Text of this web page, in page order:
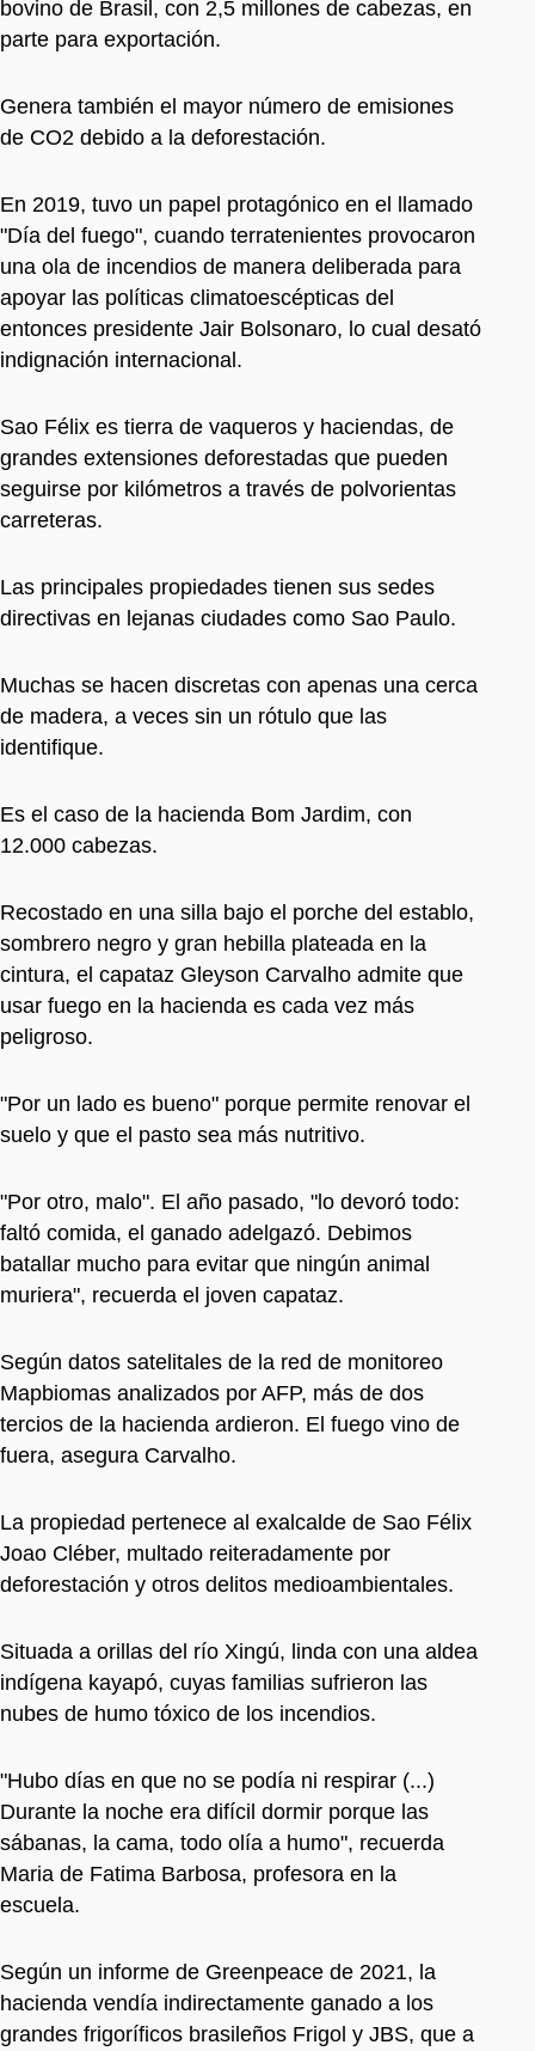
bovino de Brasil, con 2,5 millones de cabezas, en
parte para exportación.
Genera también el mayor número de emisiones
de CO2 debido a la deforestación.
En 2019, tuvo un papel protagónico en el llamado
"Día del fuego", cuando terratenientes provocaron
una ola de incendios de manera deliberada para
apoyar las políticas climatoescépticas del
entonces presidente Jair Bolsonaro, lo cual desató
indignación internacional.
Sao Félix es tierra de vaqueros y haciendas, de
grandes extensiones deforestadas que pueden
seguirse por kilómetros a través de polvorientas
carreteras.
Las principales propiedades tienen sus sedes
directivas en lejanas ciudades como Sao Paulo.
Muchas se hacen discretas con apenas una cerca
de madera, a veces sin un rótulo que las
identifique.
Es el caso de la hacienda Bom Jardim, con
12.000 cabezas.
Recostado en una silla bajo el porche del establo,
sombrero negro y gran hebilla plateada en la
cintura, el capataz Gleyson Carvalho admite que
usar fuego en la hacienda es cada vez más
peligroso.
"Por un lado es bueno" porque permite renovar el
suelo y que el pasto sea más nutritivo.
"Por otro, malo". El año pasado, "lo devoró todo:
faltó comida, el ganado adelgazó. Debimos
batallar mucho para evitar que ningún animal
muriera", recuerda el joven capataz.
Según datos satelitales de la red de monitoreo
Mapbiomas analizados por AFP, más de dos
tercios de la hacienda ardieron. El fuego vino de
fuera, asegura Carvalho.
La propiedad pertenece al exalcalde de Sao Félix
Joao Cléber, multado reiteradamente por
deforestación y otros delitos medioambientales.
Situada a orillas del río Xingú, linda con una aldea
indígena kayapó, cuyas familias sufrieron las
nubes de humo tóxico de los incendios.
"Hubo días en que no se podía ni respirar (...)
Durante la noche era difícil dormir porque las
sábanas, la cama, todo olía a humo", recuerda
Maria de Fatima Barbosa, profesora en la
escuela.
Según un informe de Greenpeace de 2021, la
hacienda vendía indirectamente ganado a los
grandes frigoríficos brasileños Frigol y JBS, que a